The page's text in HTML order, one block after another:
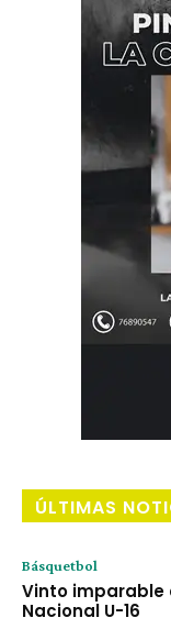
ÚLTIMAS
Básquetbol
Vinto imparable
Nacional U-16